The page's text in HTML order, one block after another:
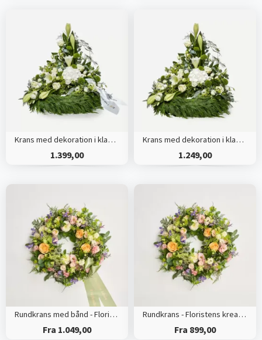
Krans med dekoration i klassisk stil og bånd creme
1.399,00
Krans med dekoration i klassisk stil - creme
1.249,00
Rundkrans med bånd - Floristens kreative valg
Fra 1.049,00
Rundkrans - Floristens kreative valg
Fra 899,00